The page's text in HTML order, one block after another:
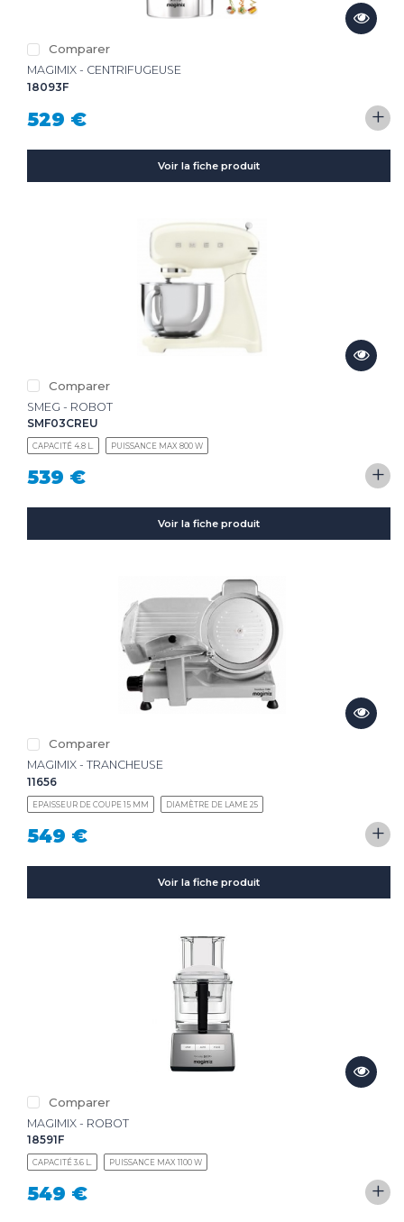
Comparer
MAGIMIX - CENTRIFUGEUSE
18093F
529 € +
Voir la fiche produit
Comparer
SMEG - ROBOT
SMF03CREU
CAPACITÉ 4.8 L. PUISSANCE MAX 800 W
539 € +
Voir la fiche produit
Comparer
MAGIMIX - TRANCHEUSE
11656
EPAISSEUR DE COUPE 15 MM DIAMÈTRE DE LAME 25
549 € +
Voir la fiche produit
Comparer
MAGIMIX - ROBOT
18591F
CAPACITÉ 3.6 L. PUISSANCE MAX 1100 W
549 € +